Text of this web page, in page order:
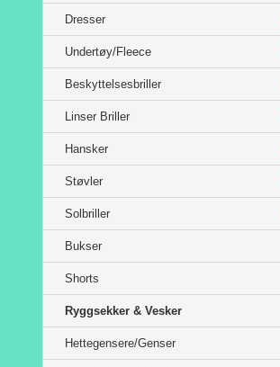
Dresser
Undertøy/Fleece
Beskyttelsesbriller
Linser Briller
Hansker
Støvler
Solbriller
Bukser
Shorts
Ryggsekker & Vesker
Hettegensere/Genser